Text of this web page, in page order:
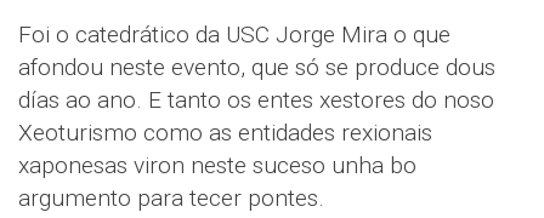
Foi o catedrático da USC Jorge Mira o que
afondou neste evento, que só se produce dous
días ao ano. E tanto os entes xestores do noso
Xeoturismo como as entidades rexionais
xaponesas viron neste suceso unha bo
argumento para tecer pontes.